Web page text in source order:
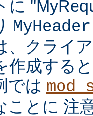
に
MyHeader
、クライ
作成する
では
ことに 注